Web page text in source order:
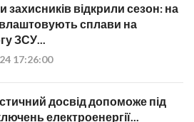
захисників відкрили сезон: на
влаштовують сплави на
ЗСУ...
17:26:00
досвід допоможе під
електроенергії...